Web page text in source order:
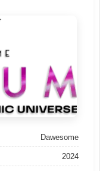
Dawesome
2024